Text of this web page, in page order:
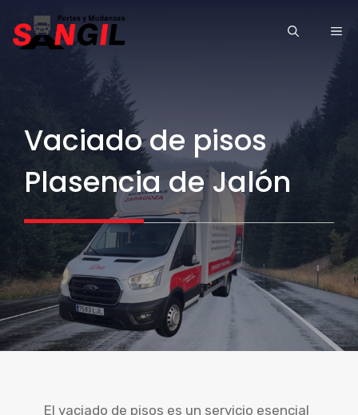
Vaciado de pisos
Plasencia de Jalón
El vaciado de pisos es un servicio esencial